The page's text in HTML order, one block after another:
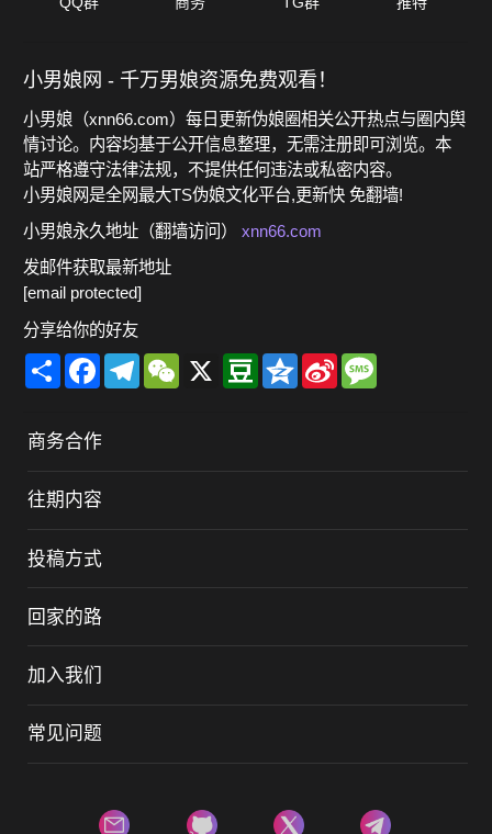
小男娘网 - 千万男娘资源免费观看！
小男娘（xnn66.com）每日更新伪娘圈相关公开热点与圈内舆
情讨论。内容均基于公开信息整理，无需注册即可浏览。本
站严格遵守法律法规，不提供任何违法或私密内容。
小男娘网是全网最大TS伪娘文化平台,更新快 免翻墙!
小男娘永久地址（翻墙访问） xnn66.com
发邮件获取最新地址
[email protected]
分享给你的好友
Share FacebookTelegramWeChat
X DoubanQzoneSina
Weibo
Message
商务合作
往期内容
投稿方式
回家的路
加入我们
常见问题